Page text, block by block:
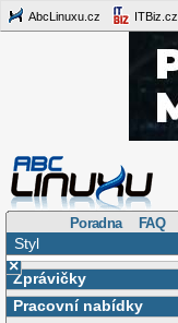
AbcLinuxu.cz ITBiz.cz
Poradna FAQ
Styl
×
Zprávičky
Pracovní nabídky